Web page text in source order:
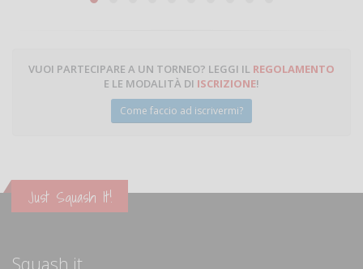
VUOI PARTECIPARE A UN TORNEO? LEGGI IL REGOLAMENTO
E LE MODALITÀ DI ISCRIZIONE!
Come faccio ad iscrivermi?
Just Squash It!
Squash.it